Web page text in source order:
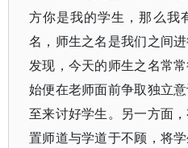
方你是我的学生，那么我
名，师生之名是我们之间
发现，今天的师生之名常
始便在老师面前争取独立
至来讨好学生。另一方面
置师道与学道于不顾，将